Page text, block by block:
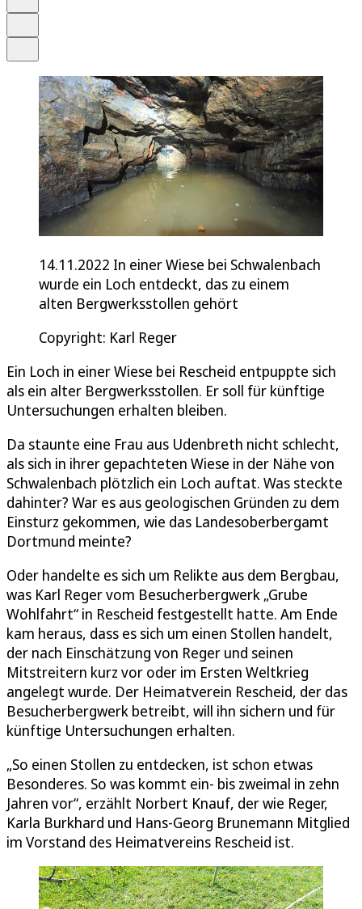
14.11.2022 In einer Wiese bei Schwalenbach
wurde ein Loch entdeckt, das zu einem
alten Bergwerksstollen gehört
Copyright: Karl Reger
Ein Loch in einer Wiese bei Rescheid entpuppte sich
als ein alter Bergwerksstollen. Er soll für künftige
Untersuchungen erhalten bleiben.
Da staunte eine Frau aus Udenbreth nicht schlecht,
als sich in ihrer gepachteten Wiese in der Nähe von
Schwalenbach plötzlich ein Loch auftat. Was steckte
dahinter? War es aus geologischen Gründen zu dem
Einsturz gekommen, wie das Landesoberbergamt
Dortmund meinte?
Oder handelte es sich um Relikte aus dem Bergbau,
was Karl Reger vom Besucherbergwerk „Grube
Wohlfahrt“ in Rescheid festgestellt hatte. Am Ende
kam heraus, dass es sich um einen Stollen handelt,
der nach Einschätzung von Reger und seinen
Mitstreitern kurz vor oder im Ersten Weltkrieg
angelegt wurde. Der Heimatverein Rescheid, der das
Besucherbergwerk betreibt, will ihn sichern und für
künftige Untersuchungen erhalten.
„So einen Stollen zu entdecken, ist schon etwas
Besonderes. So was kommt ein- bis zweimal in zehn
Jahren vor“, erzählt Norbert Knauf, der wie Reger,
Karla Burkhard und Hans-Georg Brunemann Mitglied
im Vorstand des Heimatvereins Rescheid ist.